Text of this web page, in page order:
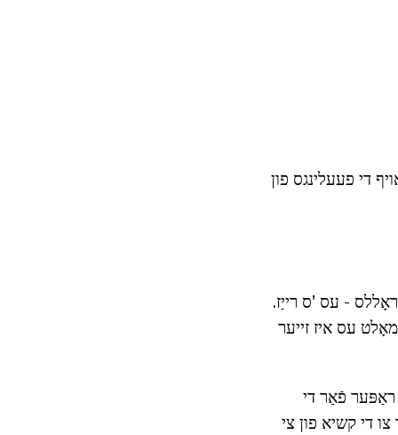
די פעעלינגס פון
ראָללס - עס 'ס רייַז.
עס איז זייער
ראַפּער פֿאַר די
צו די קשיא פון צי